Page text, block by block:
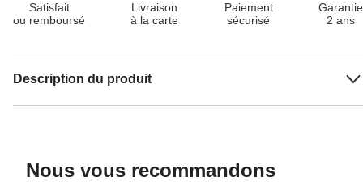
Satisfait
ou remboursé
Livraison
à la carte
Paiement
sécurisé
Garantie
2 ans
Description du produit
Nous vous recommandons